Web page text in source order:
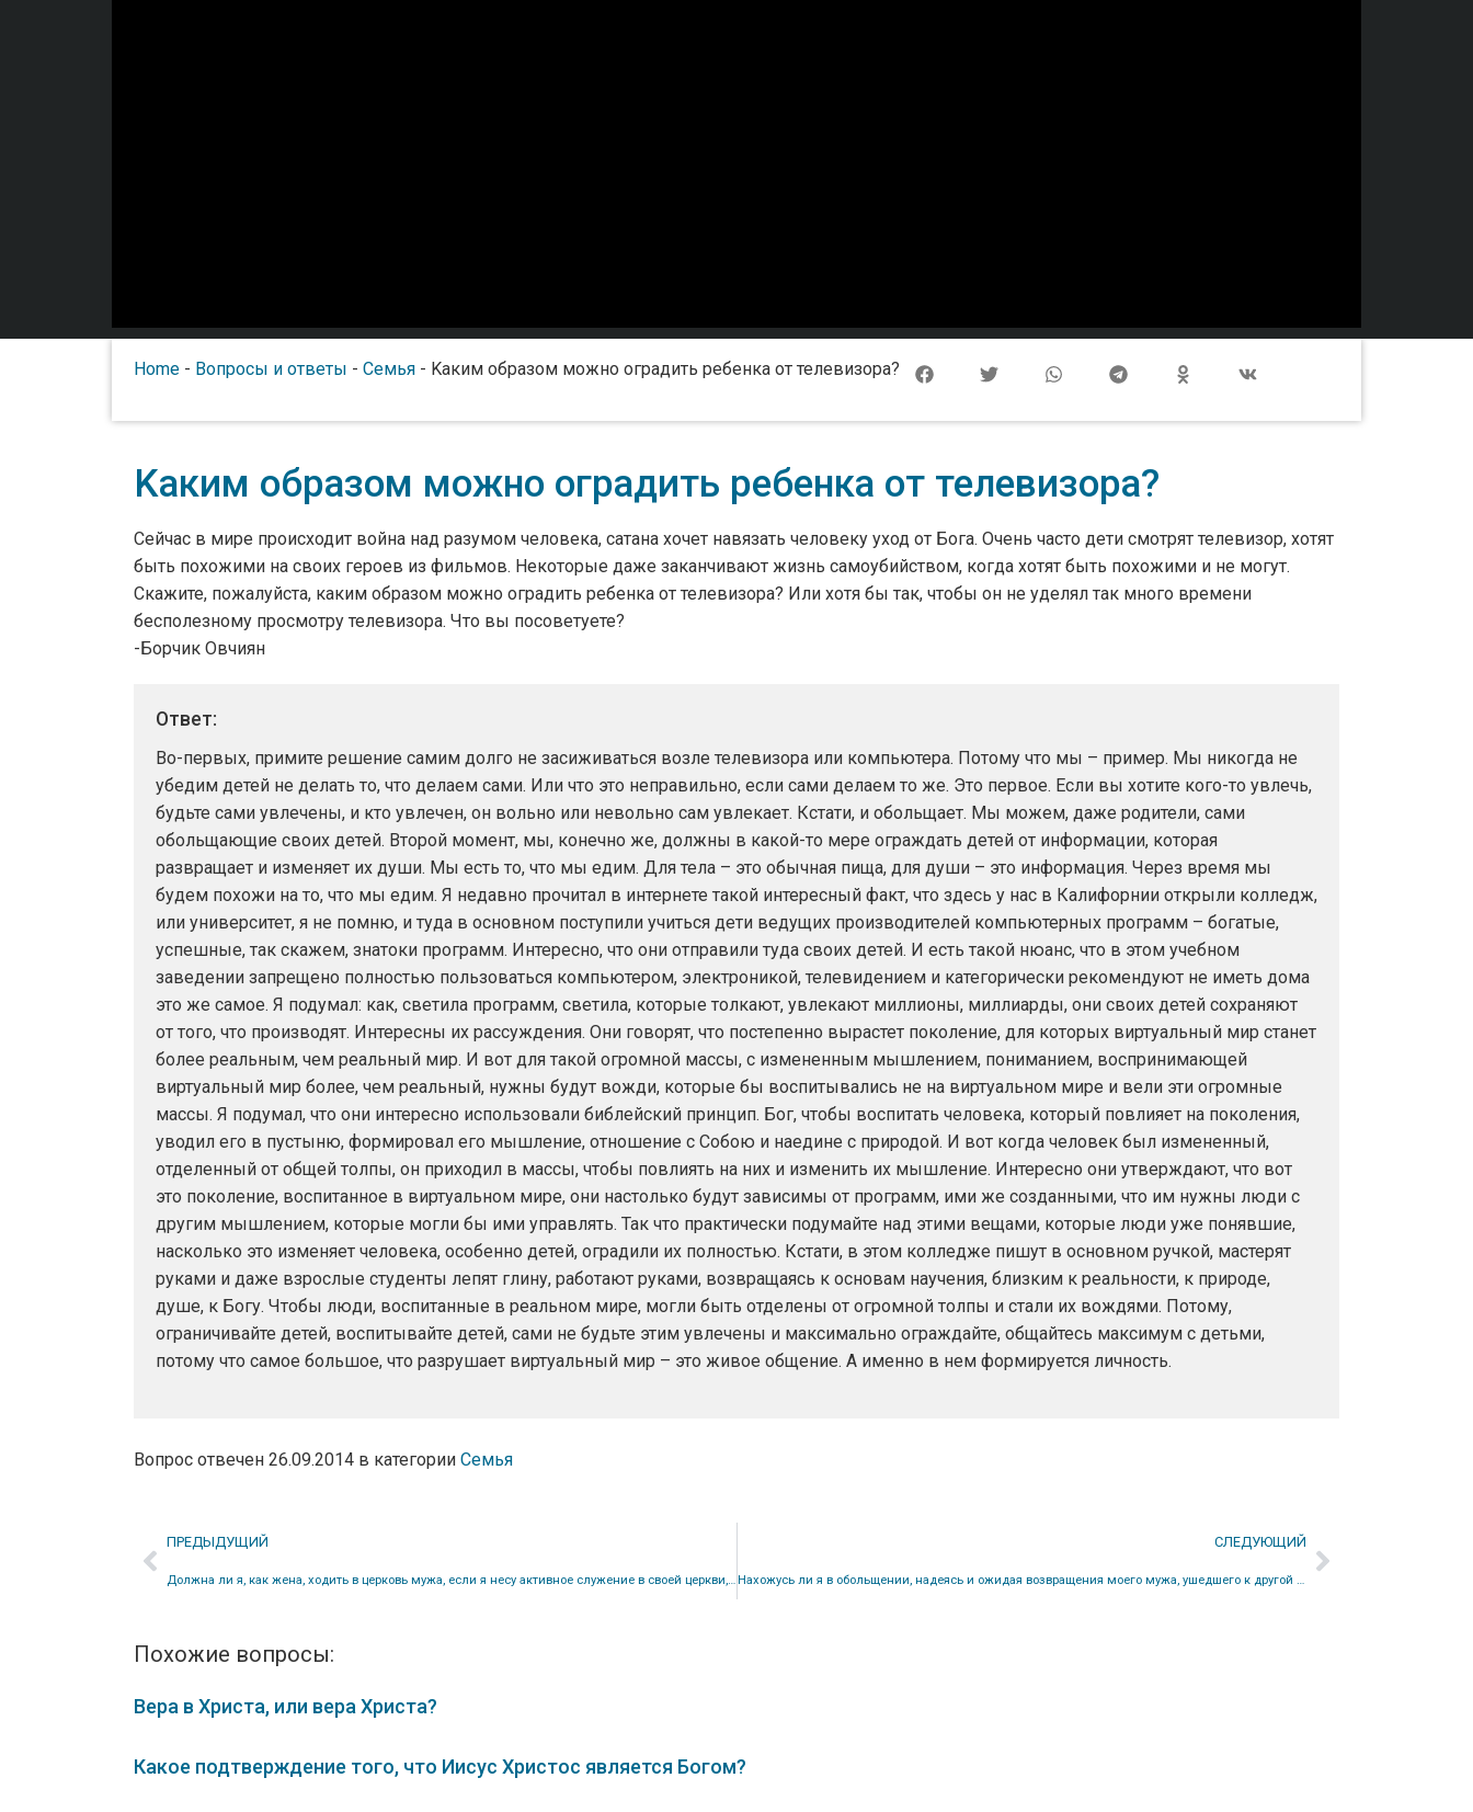
Home - Вопросы и ответы - Семья - Kаким образом можно оградить ребенка от телевизора?
Kаким образом можно оградить ребенка от телевизора?
Сейчас в мире происходит война над разумом человека, сатана хочет навязать человеку уход от Бога. Очень часто дети смотрят телевизор, хотят
быть похожими на своих героев из фильмов. Некоторые даже заканчивают жизнь самоубийством, когда хотят быть похожими и не могут.
Скажите, пожалуйста, каким образом можно оградить ребенка от телевизора? Или хотя бы так, чтобы он не уделял так много времени
бесполезному просмотру телевизора. Что вы посоветуете?
-Борчик Овчиян
Во-первых, примите решение самим долго не засиживаться возле телевизора или компьютера. Потому что мы – пример. Мы никогда не
убедим детей не делать то, что делаем сами. Или что это неправильно, если сами делаем то же. Это первое. Если вы хотите кого-то увлечь,
будьте сами увлечены, и кто увлечен, он вольно или невольно сам увлекает. Кстати, и обольщает. Мы можем, даже родители, сами
обольщающие своих детей. Второй момент, мы, конечно же, должны в какой-то мере ограждать детей от информации, которая
развращает и изменяет их души. Мы есть то, что мы едим. Для тела – это обычная пища, для души – это информация. Через время мы
будем похожи на то, что мы едим. Я недавно прочитал в интернете такой интересный факт, что здесь у нас в Калифорнии открыли колледж,
или университет, я не помню, и туда в основном поступили учиться дети ведущих производителей компьютерных программ – богатые,
успешные, так скажем, знатоки программ. Интересно, что они отправили туда своих детей. И есть такой нюанс, что в этом учебном
заведении запрещено полностью пользоваться компьютером, электроникой, телевидением и категорически рекомендуют не иметь дома
это же самое. Я подумал: как, светила программ, светила, которые толкают, увлекают миллионы, миллиарды, они своих детей сохраняют
от того, что производят. Интересны их рассуждения. Они говорят, что постепенно вырастет поколение, для которых виртуальный мир станет
более реальным, чем реальный мир. И вот для такой огромной массы, с измененным мышлением, пониманием, воспринимающей
виртуальный мир более, чем реальный, нужны будут вожди, которые бы воспитывались не на виртуальном мире и вели эти огромные
массы. Я подумал, что они интересно использовали библейский принцип. Бог, чтобы воспитать человека, который повлияет на поколения,
уводил его в пустыню, формировал его мышление, отношение с Собою и наедине с природой. И вот когда человек был измененный,
отделенный от общей толпы, он приходил в массы, чтобы повлиять на них и изменить их мышление. Интересно они утверждают, что вот
это поколение, воспитанное в виртуальном мире, они настолько будут зависимы от программ, ими же созданными, что им нужны люди с
другим мышлением, которые могли бы ими управлять. Так что практически подумайте над этими вещами, которые люди уже понявшие,
насколько это изменяет человека, особенно детей, оградили их полностью. Кстати, в этом колледже пишут в основном ручкой, мастерят
руками и даже взрослые студенты лепят глину, работают руками, возвращаясь к основам научения, близким к реальности, к природе,
душе, к Богу. Чтобы люди, воспитанные в реальном мире, могли быть отделены от огромной толпы и стали их вождями. Потому,
ограничивайте детей, воспитывайте детей, сами не будьте этим увлечены и максимально ограждайте, общайтесь максимум с детьми,
потому что самое большое, что разрушает виртуальный мир – это живое общение. А именно в нем формируется личность.
Вопрос отвечен 26.09.2014 в категории Семья
ПРЕДЫДУЩИЙ
Должна ли я, как жена, ходить в церковь мужа, если я несу активное служение в своей церкви, в которую ходила еще до свадьбы?
СЛЕДУЮЩИЙ
Нахожусь ли я в обольщении, надеясь и ожидая возвращения моего мужа, ушедшего к другой женщине после многих лет брака?
Похожие вопросы:
Вера в Христа, или вера Христа?
Какое подтверждение того, что Иисус Христос является Богом?